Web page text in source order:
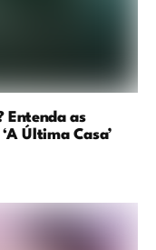
Entenda as
Última Casa’